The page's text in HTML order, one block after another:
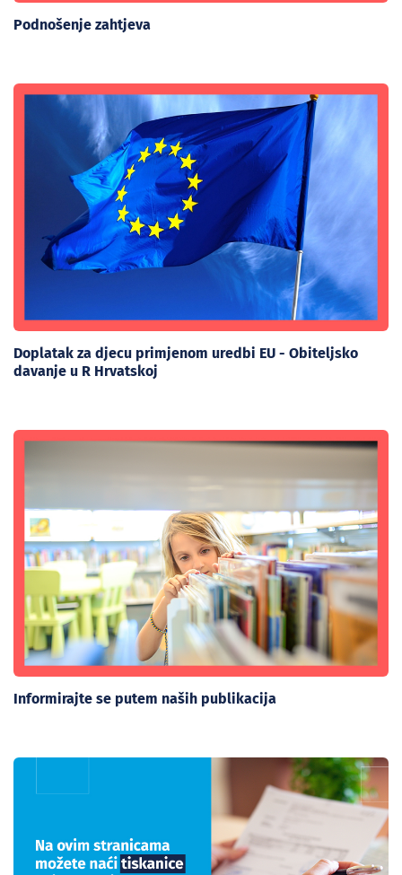
Podnošenje zahtjeva
Doplatak za djecu primjenom uredbi EU - Obiteljsko
davanje u R Hrvatskoj
Informirajte se putem naših publikacija